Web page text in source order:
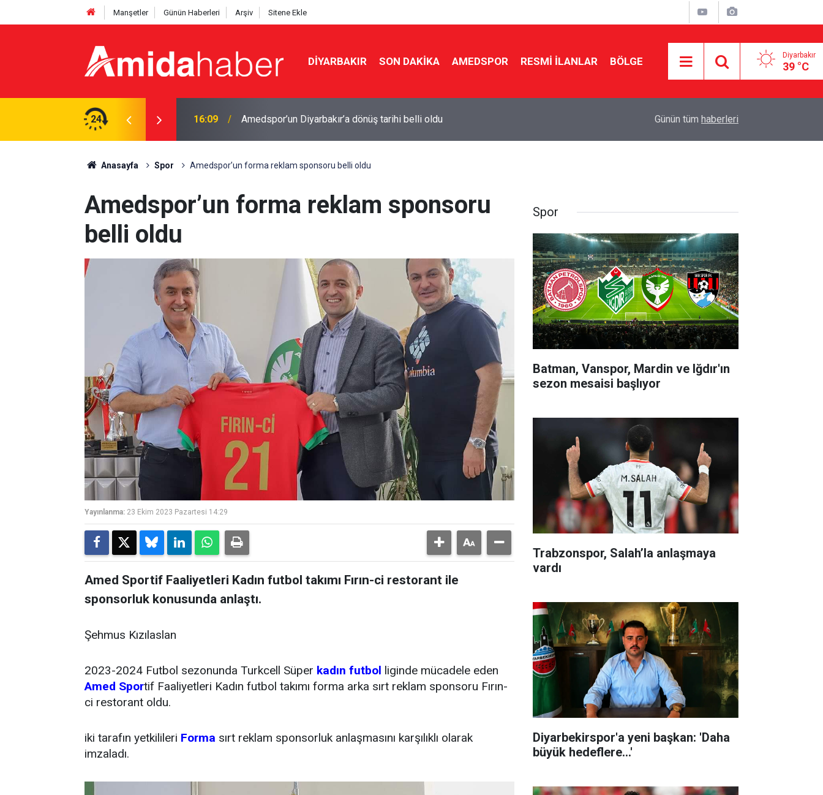
Manşetler Günün Haberleri Arşiv Sitene Ekle
DIYARBAKIR SON DAKIKA AMEDSPOR RESMI İLANLAR BÖLGE Diyarbakır
39 °C
24 15:34 Borç yapılandırılmasında son gün 31 Ağustos Diyarbakır’da yüzlerce bozuk ürüne el konuldu
Günün tüm haberleri
Anasayfa Spor Amedspor’un forma reklam sponsoru belli oldu
Amedspor’un forma reklam sponsoru
belli oldu
Yayınlanma: 23 Ekim 2023 Pazartesi 14:29
Amed Sportif Faaliyetleri Kadın futbol takımı Fırın-ci restorant ile
sponsorluk konusunda anlaştı.
Şehmus Kızılaslan
2023-2024 Futbol sezonunda Turkcell Süper kadın futbol liginde mücadele eden
Amed Sportif Faaliyetleri Kadın futbol takımı forma arka sırt reklam sponsoru Fırın-
ci restorant oldu.
iki tarafın yetkilileri Forma sırt reklam sponsorluk anlaşmasını karşılıklı olarak
imzaladı.
Spor
Batman, Vanspor, Mardin ve Iğdır'ın
sezon mesaisi başlıyor
Trabzonspor, Salah’la anlaşmaya
vardı
Diyarbekirspor'a yeni başkan: 'Daha
büyük hedeflere...'